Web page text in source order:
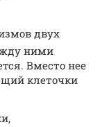
двух
ними
Вместо нее
клеточки